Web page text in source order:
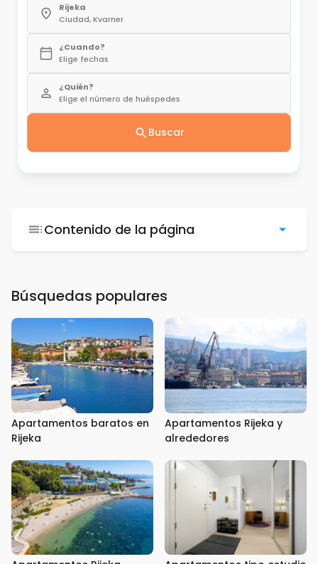
Rijeka
Ciudad, Kvarner
¿Cuando?
Elige fechas
¿Quién?
Elige el número de huéspedes
Buscar
Contenido de la página
Búsquedas populares
Apartamentos baratos en
Rijeka
Apartamentos Rijeka y
alrededores